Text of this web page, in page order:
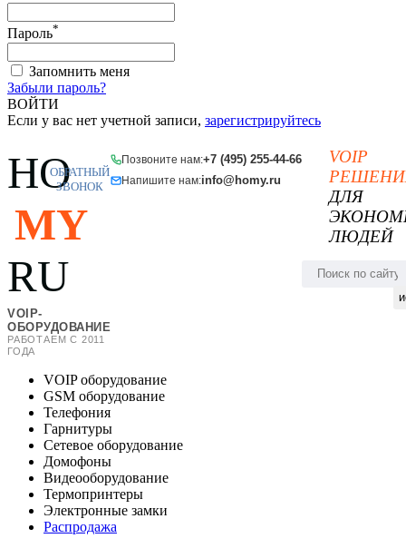
Пароль*
Запомнить меня
Забыли пароль?
ВОЙТИ
Если у вас нет учетной записи, зарегистрируйтесь
HO
MY
RU
VOIP-
ОБОРУДОВАНИЕ
РАБОТАЕМ С 2011
ГОДА
Позвоните нам:+7 (495) 255-44-66
Напишите нам:info@homy.ru
ОБРАТНЫЙ
ЗВОНОК
VOIP
ДЛЯ
ЛЮДЕЙ
VOIP оборудование
GSM оборудование
Телефония
Гарнитуры
Сетевое оборудование
Домофоны
Видеооборудование
Термопринтеры
Электронные замки
Распродажа